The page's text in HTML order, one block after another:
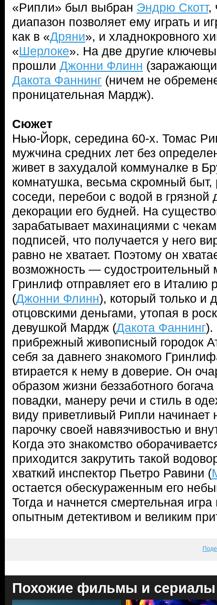
«Рипли» был выбран Эндрю Скотт,
диапазон позволяет ему играть и
как в «Дряни», и хладнокровного
«Шерлоке». На две другие
прошли Джонни Флинн
Дакота Фаннинг (ничем не
проницательная Мардж).
Сюжет
Нью-Йорк, середина 60-х. Томас
мужчина средних лет без
живет в захудалой коммуналке в
комнатушка, весьма скромный
соседи, перебои с водой в
декорации его будней. На
зарабатывает махинациями с
подписей, что получается у него
равно не хватает. Поэтому он
возможность — судостроительный
Гринлиф отправляет его в Италию
(Джонни Флинн), который только и
отцовскими деньгами, утопая в
девушкой Мардж (Дакота Фаннинг).
прибрежный живописный городок
себя за давнего знакомого
втирается к нему в доверие. Он
образом жизни беззаботного
повадки, манеру речи и стиль в
виду приветливый Рипли начинает
парочку своей навязчивостью и
Когда это знакомство
приходится закрутить такой
хваткий инспектор Пьетро Равини (
остается обескураженным его
Тогда и начнется смертельная
опытным детективом и великим
Похожие фильмы и сериалы